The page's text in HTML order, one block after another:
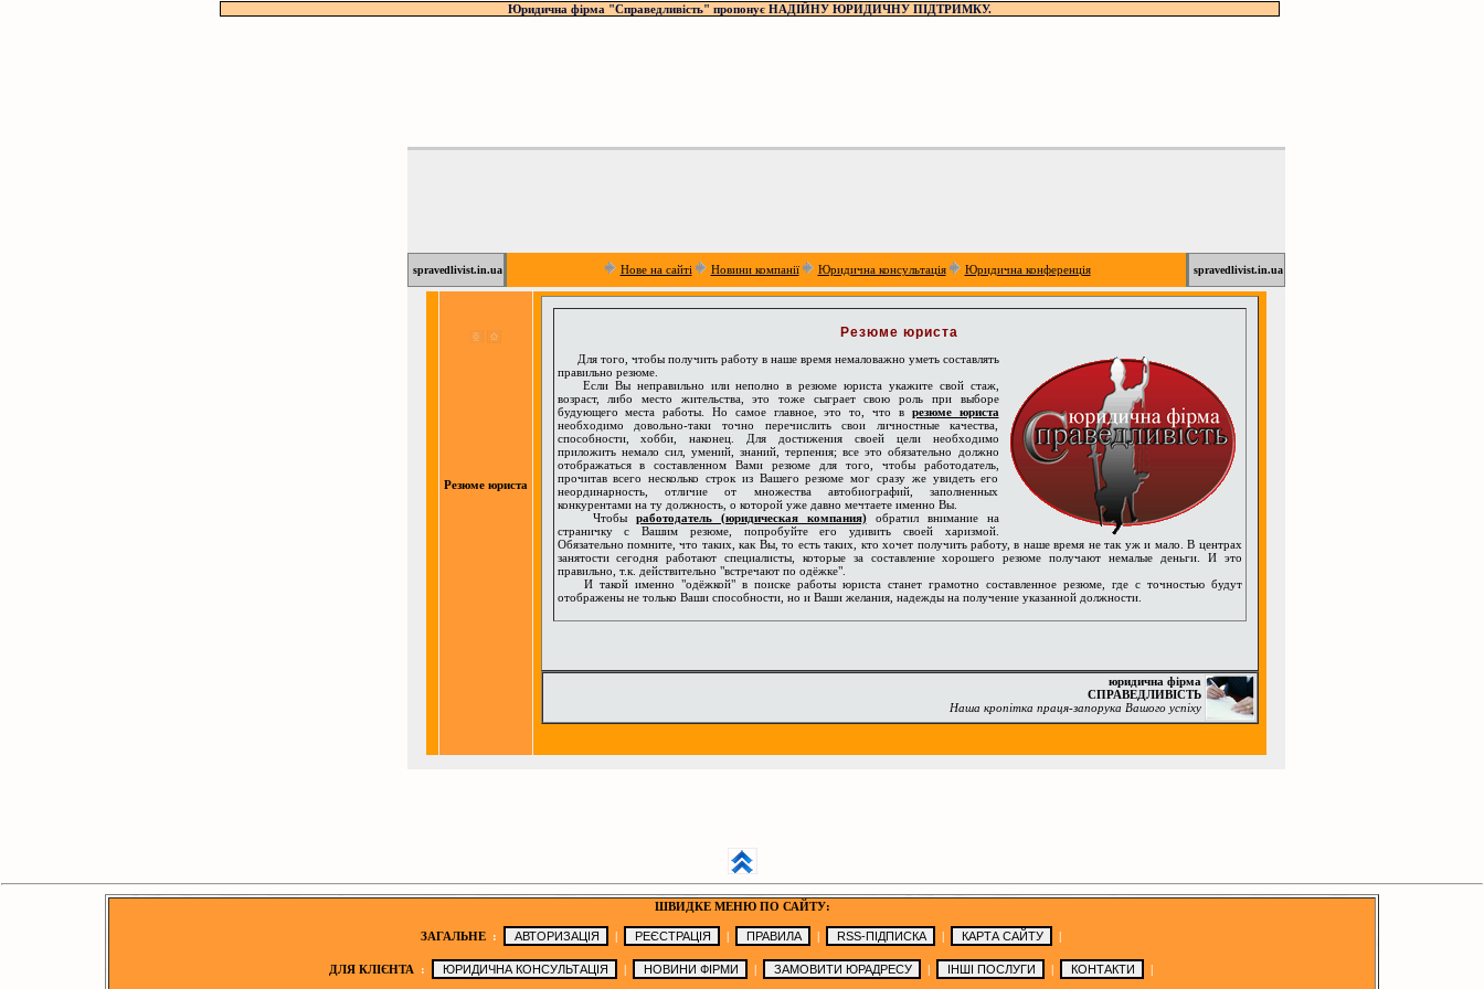
Юридична фірма "Справедливість" пропонує НАДІЙНУ ЮРИДИЧНУ ПІДТРИМКУ.
spravedlivist.in.ua Нове на сайті Новини компанії Юридична консультація Юридична конференція spravedlivist.in.ua
Резюме юриста
Резюме юриста
Для того, чтобы получить работу в наше время немаловажно уметь составлять
правильно резюме.
Если Вы неправильно или неполно в резюме юриста укажите свой стаж,
возраст, либо место жительства, это тоже сыграет свою роль при выборе
будующего места работы. Но самое главное, это то, что в резюме юриста
необходимо довольно-таки точно перечислить свои личностные качества,
способности, хобби, наконец. Для достижения своей цели необходимо
приложить немало сил, умений, знаний, терпения; все это обязательно должно
отображаться в составленном Вами резюме для того, чтобы работодатель,
прочитав всего несколько строк из Вашего резюме мог сразу же увидеть его
неординарность, отличие от множества автобиографий, заполненных
конкурентами на ту должность, о которой уже давно мечтаете именно Вы.
Чтобы работодатель (юридическая компания)обратил внимание на
страничку с Вашим резюме, попробуйте его удивить своей харизмой.
Обязательно помните, что таких, как Вы, то есть таких, кто хочет получить работу, в наше время не так уж и мало. В центрах
занятости сегодня работают специалисты, которые за составление хорошего резюме получают немалые деньги. И это
правильно, т.к. действительно "встречают по одёжке".
И такой именно "одёжкой" в поиске работы юриста станет грамотно составленное резюме, где с точностью будут
отображены не только Ваши способности, но и Ваши желания, надежды на получение указанной должности.
юридична фірма
СПРАВЕДЛИВІСТЬ
Наша кропітка праця-запорука Вашого успіху
ШВИДКЕ МЕНЮ ПО САЙТУ:
ЗАГАЛЬНЕ: | | | | |
ДЛЯ КЛІЄНТА : | | | | |